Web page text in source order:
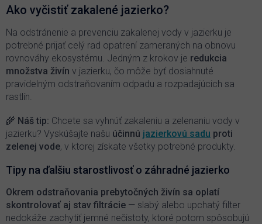
d
a
c
i
e
p
r
v
v
ý
p
i
s
u
Ako vyčistiť zakalené jazierko?
Na odstránenie a prevenciu zakalenej vody v jazierku je
potrebné prijať celý rad opatrení zameraných na obnovu
rovnováhy ekosystému. Jedným z krokov je redukcia
množstva živín v jazierku, čo môže byť dosiahnuté
pravidelným odstraňovaním odpadu a rozpadajúcich sa
rastlín.
🌾 Náš tip: Chcete sa vyhnúť zakaleniu a zelenaniu vody v
jazierku? Vyskúšajte našu účinnú jazierkovú sadu proti
zelenej vode, v ktorej získate všetky potrebné produkty.
Tipy na ďalšiu starostlivosť o záhradné jazierko
Okrem odstraňovania prebytočných živín sa oplatí
skontrolovať aj stav filtrácie — slabý alebo upchatý filter
nedokáže zachytiť jemné nečistoty, ktoré potom spôsobujú